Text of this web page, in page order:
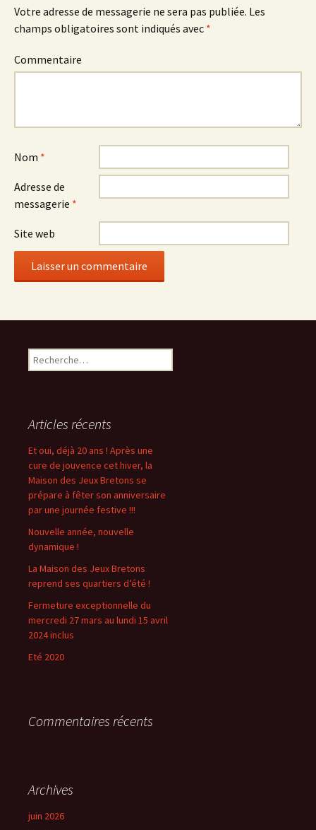
articles
Votre adresse de messagerie ne sera pas publiée. Les
champs obligatoires sont indiqués avec *
Commentaire
Nom *
Adresse de
messagerie *
Site web
R
e
r
:
Articles récents
Et oui, déjà 20 ans ! Après une
cure de jouvence cet hiver, la
Maison des Jeux Bretons se
prépare à fêter son anniversaire
par une journée festive !!!
Nouvelle année, nouvelle
dynamique !
La Maison des Jeux Bretons
reprend ses quartiers d’été !
Fermeture exceptionnelle du
mercredi 27 mars au lundi 15 avril
2024 inclus
Eté 2020
Commentaires récents
Archives
juin 2026